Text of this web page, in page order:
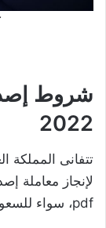
شروط
2022
تتفانى المملكة
لإنجاز معاملة
pdf، سواء للسعوديين أو الأجانب.